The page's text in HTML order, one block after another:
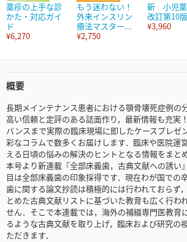
薬疹の上手な診
かた・対応ガイ
ド
¥6,270
もう迷わない！
外来インスリン
療法マスター...
¥2,750
新 小児
改訂第10版
¥3,960
概要
長期メインテナンス患者における顎骨壊死症例の
高い信頼と定評のある誌面作り，最新情報も充実
バンスまで実際の臨床現場に即したケースプレゼ
彩なコラムで数多くお届けします．臨床や医院運
える日頃の悩みの解決のヒントとなる情報をまと
本号より新連載『全部床義歯，古典文献への誘い
目は全部床義歯の印象採得です．現在わが国での
歯に関する論文抄読は積極的には行われておらず
とめた古典文献リストに基づいた教育も広く行わ
せん．そこで本連載では，海外の補綴専門医教育
るような古典文献を取り上げ，臨床および研究の
ただきます．